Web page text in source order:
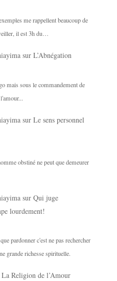
me rappellent beaucoup de
il est 3h du…
sur L’Abnégation
mais sous le commandement de
sur Le sens personnel
obstiné ne peut que demeurer
sur Qui juge
lourdement!
pardonner c'est ne pas rechercher
grande richesse spirituelle.
La Religion de l’Amour